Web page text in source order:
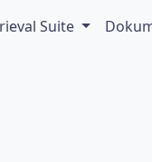
Suite